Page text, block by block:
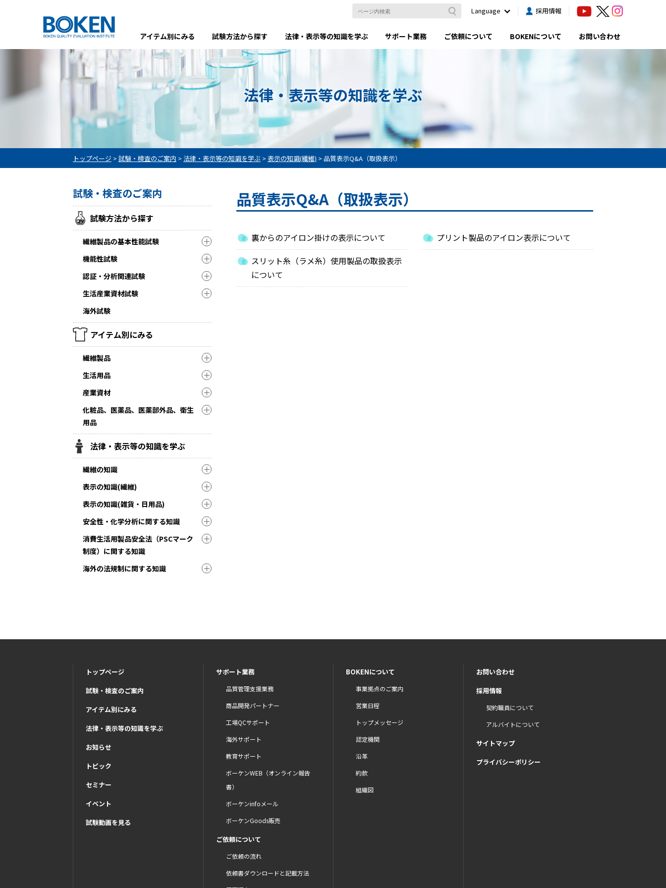
Language 採用情報
アイテム別にみる 試験方法から探す 法律・表示等の知識を学ぶ サポート業務 ご依頼について BOKENについて お問い合わせ
法律・表示等の知識を学ぶ
トップページ > 試験・検査のご案内 > 法律・表示等の知識を学ぶ > 表示の知識(繊維) > 品質表示Q&A（取扱表示）
試験・検査のご案内
試験方法から探す
繊維製品の基本性能試験
機能性試験
認証・分析関連試験
生活産業資材試験
海外試験
アイテム別にみる
繊維製品
生活用品
産業資材
化粧品、医薬品、医薬部外品、衛生
用品
法律・表示等の知識を学ぶ
繊維の知識
表示の知識(繊維)
表示の知識(雑貨・日用品)
安全性・化学分析に関する知識
消費生活用製品安全法（PSCマーク
制度）に関する知識
海外の法規制に関する知識
品質表示Q&A（取扱表示）
裏からのアイロン掛けの表示について
プリント製品のアイロン表示について
スリット糸（ラメ糸）使用製品の取扱表示
について
トップページ
試験・検査のご案内
アイテム別にみる
法律・表示等の知識を学ぶ
お知らせ
トピック
セミナー
イベント
試験動画を見る
サポート業務
品質管理支援業務
商品開発パートナー
工場QCサポート
海外サポート
教育サポート
ボーケンWEB（オンライン報告
書）
ボーケンinfoメール
ボーケンGoods販売
ご依頼について
ご依頼の流れ
依頼書ダウンロードと記載方法
BOKENについて
事業拠点のご案内
営業日程
トップメッセージ
認定機関
沿革
約款
組織図
お問い合わせ
採用情報
契約職員について
アルバイトについて
サイトマップ
プライバシーポリシー